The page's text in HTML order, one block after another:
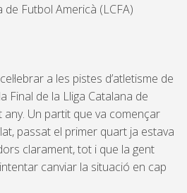
de Futbol Americà (LCFA)
a les pistes d’atletisme de
Final de la Lliga Catalana de
any. Un partit que va començar
passat el primer quart ja estava
clarament, tot i que la gent
canviar la situació en cap